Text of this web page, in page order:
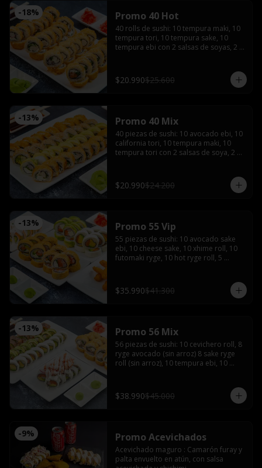
-18% Promo 40 Hot
40 rolls de sushi: 10 tempura maki, 10
tempura tori, 10 tempura sake, 10
tempura ebi con 2 salsas de soyas, 2
$20.990$25.600
-13% Promo 40 Mix
40 piezas de sushi: 10 avocado ebi, 10
california tori, 10 tempura maki, 10
tempura tori con 2 salsas de soya, 2
$20.990$24.200
-13% Promo 55 Vip
55 piezas de sushi: 10 avocado sake
ebi, 10 cheese sake, 10 xhime roll, 10
futomaki ryge, 10 hot ryge roll, 5
jengibre
$35.990$41.300
-13% Promo 56 Mix
56 piezas de sushi: 10 cevichero roll, 8
ryge avocado (sin arroz) 8 sake ryge
roll (sin arroz), 10 tempura ebi, 10
teriyaki, wasabi y jengibre
$38.990$45.000
-9% Promo Acevichados
Acevichado maguro : Camarón furay y
palta envuelto en atún, con salsa